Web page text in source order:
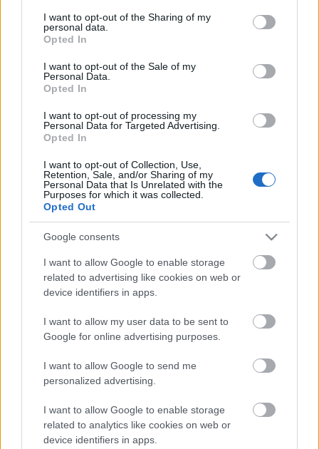
not limited to your visit or usage behaviour. You may click to
grant or deny consent to Google and its third-party tags to
use your data for below specified purposes in below Google
consent section.
I want to opt-out of the Sharing of my
personal data.
Opted In
I want to opt-out of the Sale of my
Personal Data.
Opted In
I want to opt-out of processing my
Personal Data for Targeted Advertising.
Opted In
I want to opt-out of Collection, Use,
Retention, Sale, and/or Sharing of my
Personal Data that Is Unrelated with the
Purposes for which it was collected.
Opted Out
Google consents
I want to allow Google to enable storage
related to advertising like cookies on web or
device identifiers in apps.
I want to allow my user data to be sent to
Google for online advertising purposes.
I want to allow Google to send me
personalized advertising.
I want to allow Google to enable storage
related to analytics like cookies on web or
device identifiers in apps.
VECSEI H. MIKLÓS A ZSÁMBÉKI NYÁRI
SZÍNHÁZRÓL
VILÁGZENÉK A LEGJOBB MINŐSÉGBEN
A bejegyzés trackback címe:
https://kulturpart.hu/api/trackback/id/7858632
A hozzászólások avonatkozó jogszabályokértelmében felhasználói tartalomnak
minősülnek, értük aszolgáltatás technikaiüzemeltetője semmilyen felelősséget
nem vállal, azokat nem ellenőrzi. Kifogás esetén forduljon a blog szerkesztőjéhez.